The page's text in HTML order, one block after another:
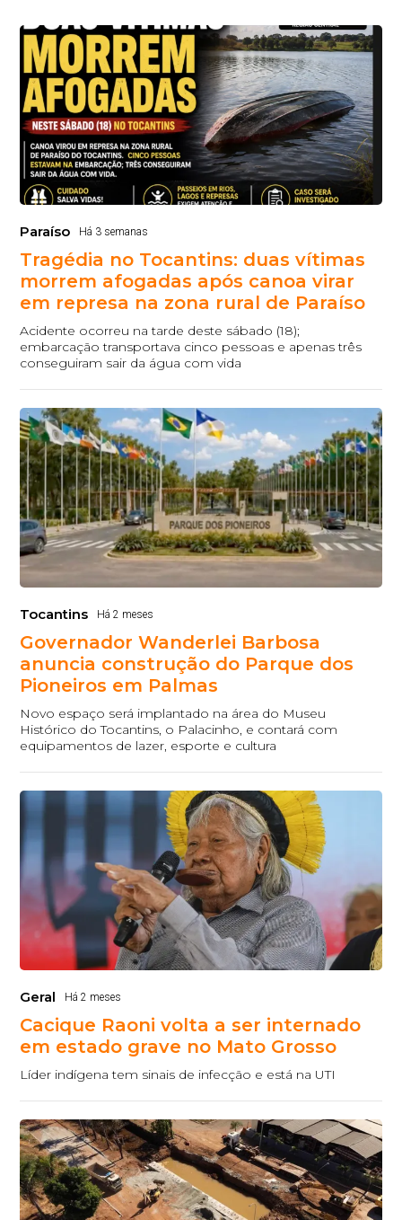
Paraíso Há 3 semanas
Tragédia no Tocantins: duas vítimas
morrem afogadas após canoa virar
em represa na zona rural de Paraíso
Acidente ocorreu na tarde deste sábado (18);
embarcação transportava cinco pessoas e apenas três
conseguiram sair da água com vida
Tocantins Há 2 meses
Governador Wanderlei Barbosa
anuncia construção do Parque dos
Pioneiros em Palmas
Novo espaço será implantado na área do Museu
Histórico do Tocantins, o Palacinho, e contará com
equipamentos de lazer, esporte e cultura
Geral Há 2 meses
Cacique Raoni volta a ser internado
em estado grave no Mato Grosso
Líder indígena tem sinais de infecção e está na UTI